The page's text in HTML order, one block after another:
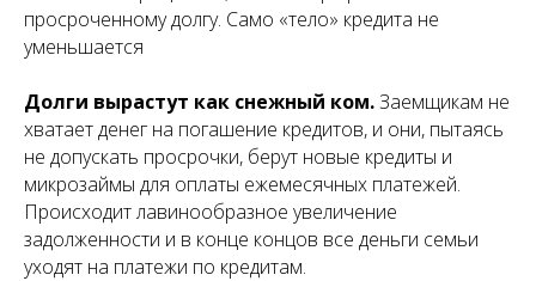
просроченному долгу. Само «тело» кредита не
уменьшается
Долги вырастут как снежный ком.Заемщикам не
хватает денег на погашение кредитов, и они, пытаясь
не допускать просрочки, берут новые кредиты и
микрозаймы для оплаты ежемесячных платежей.
Происходит лавинообразное увеличение
задолженности и в конце концов все деньги семьи
уходят на платежи по кредитам.